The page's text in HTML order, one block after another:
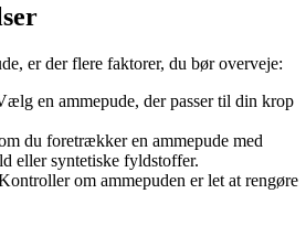
er der flere faktorer, du bør overveje:
en ammepude, der passer til din krop
du foretrækker en ammepude med
eller syntetiske fyldstoffer.
om ammepuden er let at rengøre